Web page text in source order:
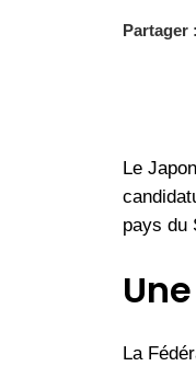
Partager :
Le
pays du
La